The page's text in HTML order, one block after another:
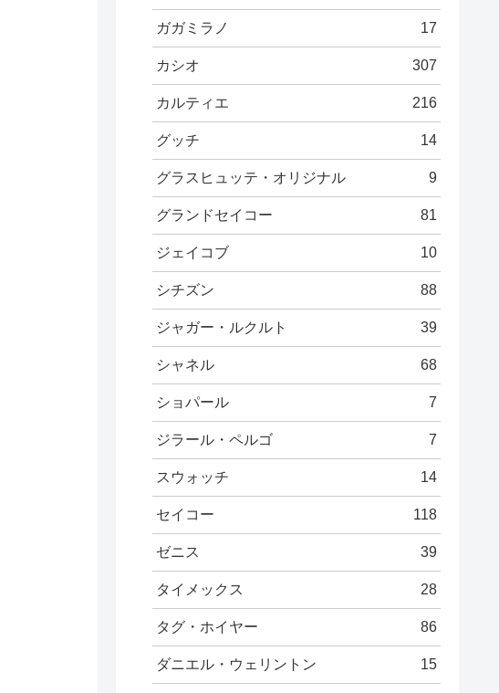
ガガミラノ 17
カシオ 307
カルティエ 216
グッチ 14
グラスヒュッテ・オリジナル 9
グランドセイコー 81
ジェイコブ 10
シチズン 88
ジャガー・ルクルト 39
シャネル 68
ショパール 7
ジラール・ペルゴ 7
スウォッチ 14
セイコー 118
ゼニス 39
タイメックス 28
タグ・ホイヤー 86
ダニエル・ウェリントン 15